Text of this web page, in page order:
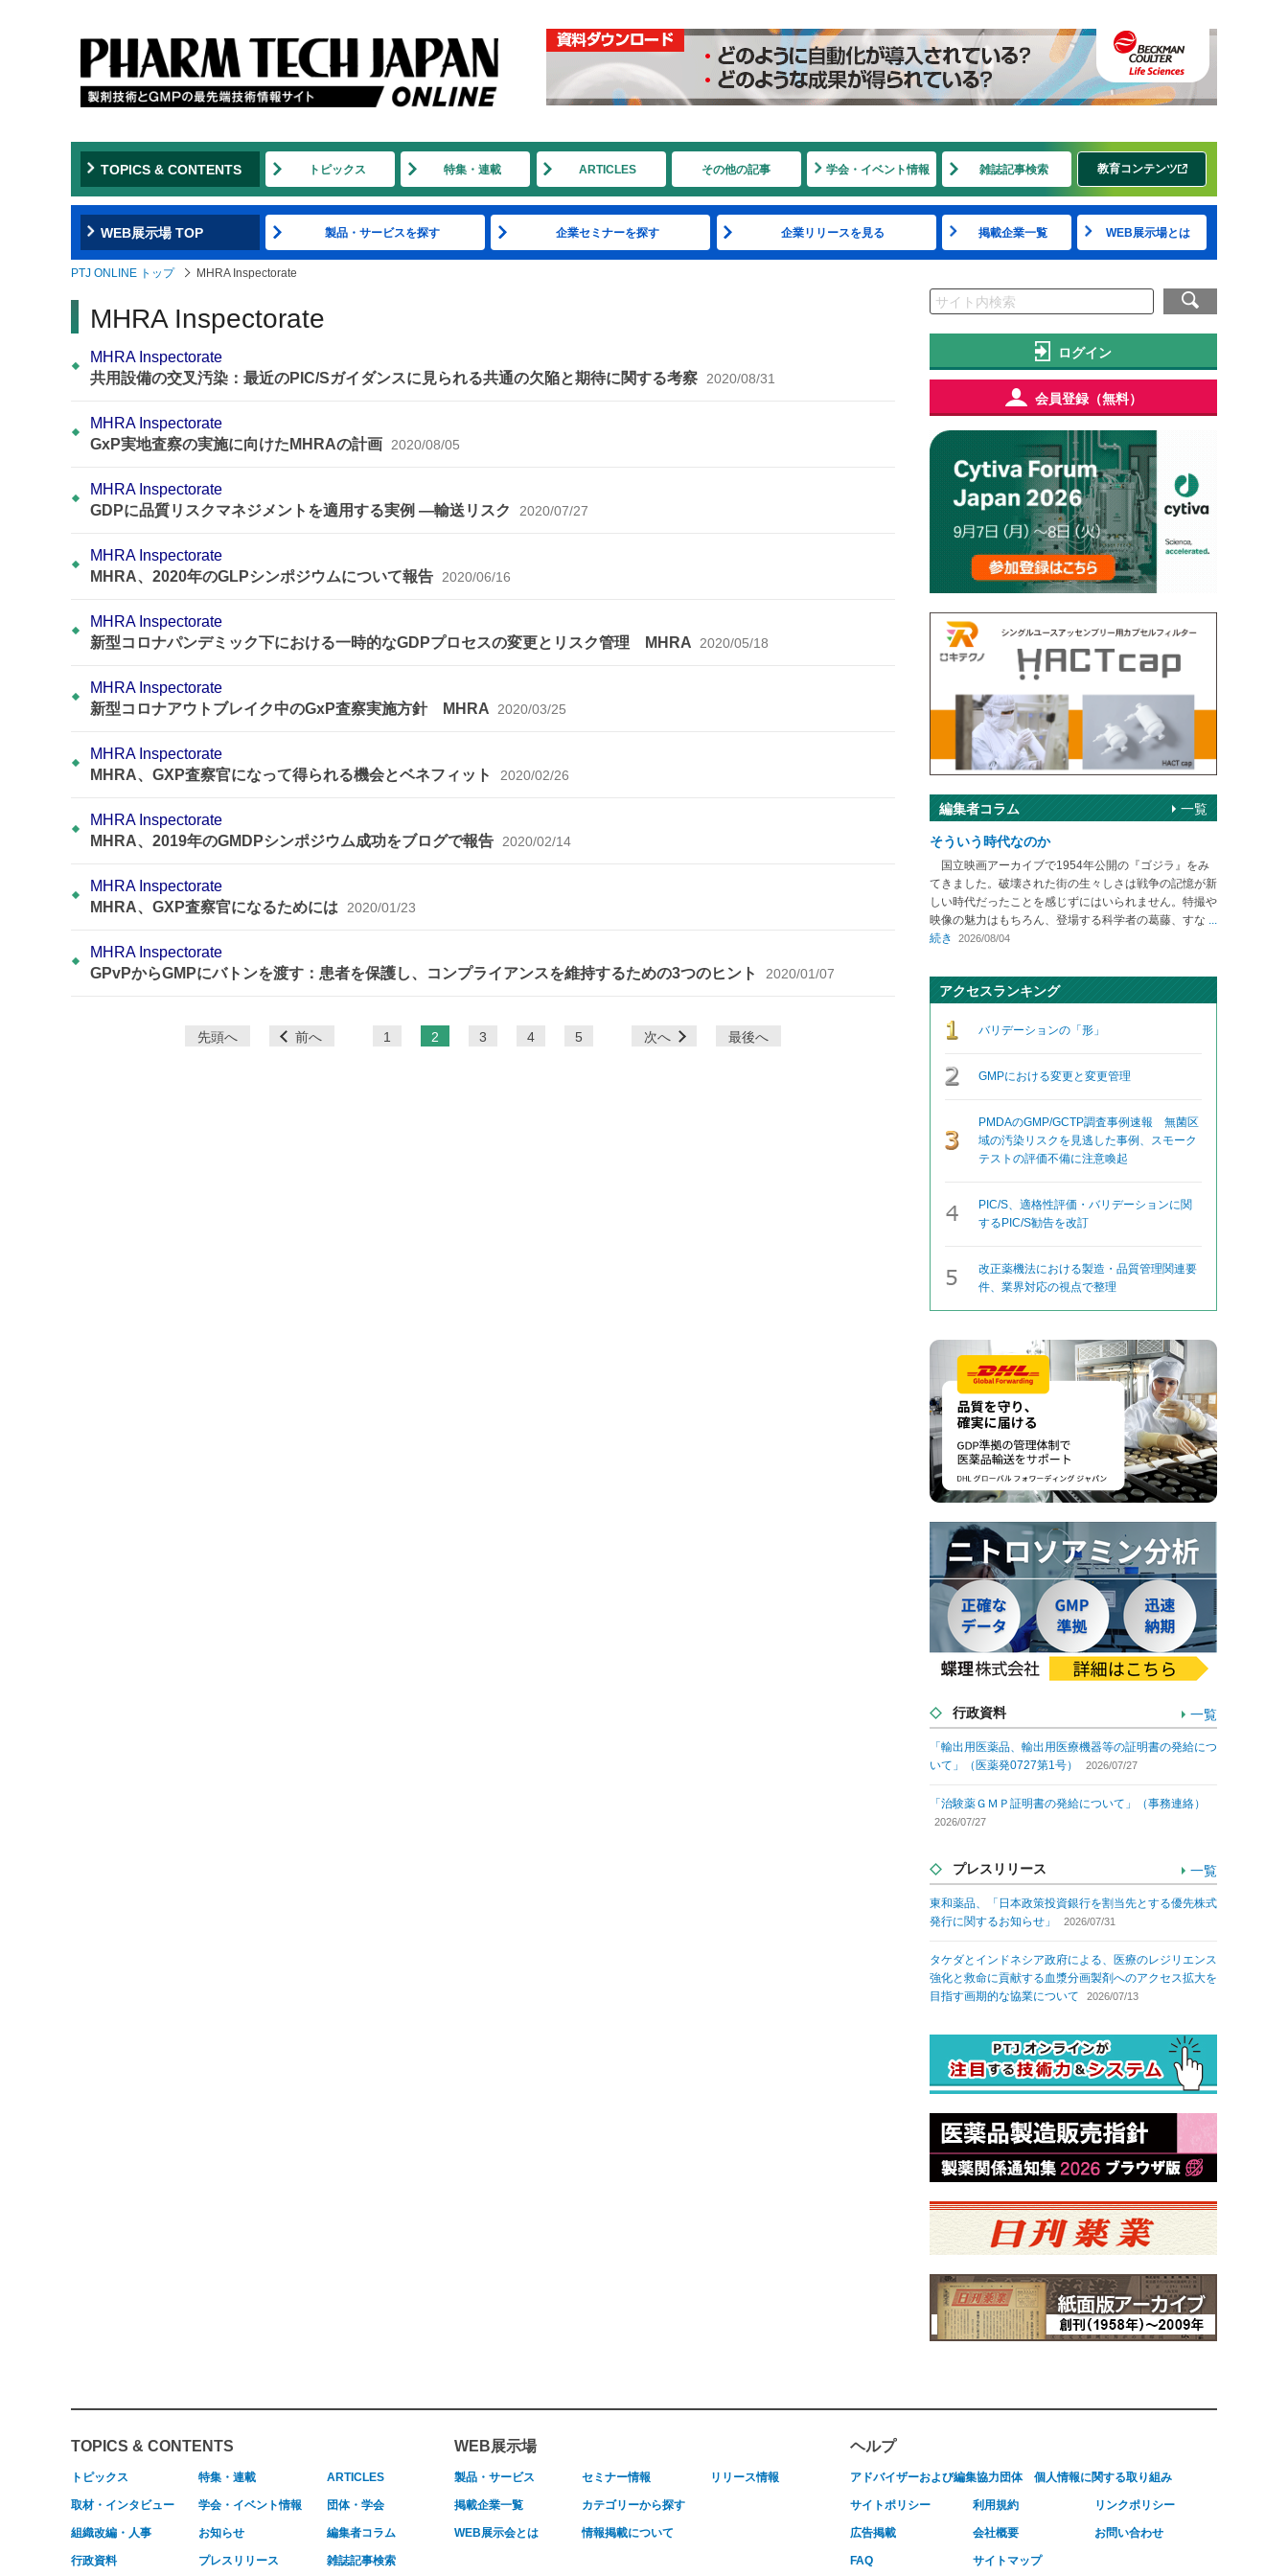
TOPICS & CONTENTS トピックス 特集・連載 ARTICLES その他の記事 学会・イベント情報 雑誌記事検索 教育コンテンツ
WEB展示場 TOP 製品・サービスを探す 企業セミナーを探す 企業リリースを見る 掲載企業一覧 WEB展示場とは
PTJ ONLINE トップ MHRA Inspectorate
MHRA Inspectorate
MHRA Inspectorate
共用設備の交叉汚染：最近のPIC/Sガイダンスに見られる共通の欠陥と期待に関する考察
2020/08/31
MHRA Inspectorate
GxP実地査察の実施に向けたMHRAの計画
2020/08/05
MHRA Inspectorate
GDPに品質リスクマネジメントを適用する実例 ―輸送リスク
2020/07/27
MHRA Inspectorate
MHRA、2020年のGLPシンポジウムについて報告
2020/06/16
MHRA Inspectorate
新型コロナパンデミック下における一時的なGDPプロセスの変更とリスク管理 MHRA
2020/05/18
MHRA Inspectorate
新型コロナアウトブレイク中のGxP査察実施方針 MHRA
2020/03/25
MHRA Inspectorate
MHRA、GXP査察官になって得られる機会とベネフィット
2020/02/26
MHRA Inspectorate
MHRA、2019年のGMDPシンポジウム成功をブログで報告
2020/02/14
MHRA Inspectorate
MHRA、GXP査察官になるためには
2020/01/23
MHRA Inspectorate
GPvPからGMPにバトンを渡す：患者を保護し、コンプライアンスを維持するための3つのヒント
2020/01/07
先頭へ 前へ 1 2 3 4 5 次へ 最後へ
ログイン
会員登録（無料）
編集者コラム
そういう時代なのか
国立映画アーカイブで1954年公開の『ゴジラ』をみ
てきました。破壊された街の生々しさは戦争の記憶が新
しい時代だったことを感じずにはいられません。特撮や
映像の魅力はもちろん、登場する科学者の葛藤、すな ...
続き
2026/08/04
一覧
アクセスランキング
バリデーションの「形」
GMPにおける変更と変更管理
PMDAのGMP/GCTP調査事例速報 無菌区
域の汚染リスクを見逃した事例、スモーク
テストの評価不備に注意喚起
PIC/S、適格性評価・バリデーションに関
するPIC/S勧告を改訂
改正薬機法における製造・品質管理関連要
件、業界対応の視点で整理
行政資料 一覧
「輸出用医薬品、輸出用医療機器等の証明書の発給につ
いて」（医薬発0727第1号）
2026/07/27
「治験薬ＧＭＰ証明書の発給について」（事務連絡）
2026/07/27
プレスリリース 一覧
東和薬品、「日本政策投資銀行を割当先とする優先株式
発行に関するお知らせ」
2026/07/31
タケダとインドネシア政府による、医療のレジリエンス
強化と救命に貢献する血漿分画製剤へのアクセス拡大を
目指す画期的な協業について
2026/07/13
TOPICS & CONTENTS
トピックス 特集・連載 ARTICLES
取材・インタビュー 学会・イベント情報 団体・学会
組織改編・人事 お知らせ 編集者コラム
行政資料 プレスリリース 雑誌記事検索
WEB展示場
製品・サービス セミナー情報 リリース情報
掲載企業一覧 カテゴリーから探す
WEB展示会とは 情報掲載について
ヘルプ
アドバイザーおよび編集協力団体 個人情報に関する取り組み
サイトポリシー 利用規約 リンクポリシー
広告掲載 会社概要 お問い合わせ
FAQ サイトマップ